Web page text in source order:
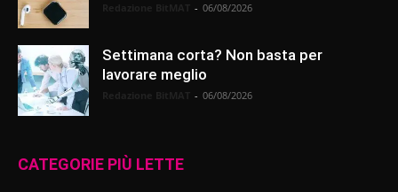
- 06/08/2026
Settimana corta? Non basta per
lavorare meglio
- 06/08/2026
CATEGORIE PIÙ LETTE